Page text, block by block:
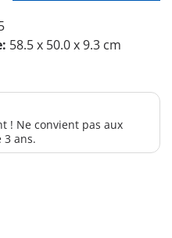
58.5 x 50.0 x 9.3 cm
! Ne convient pas aux
3 ans.